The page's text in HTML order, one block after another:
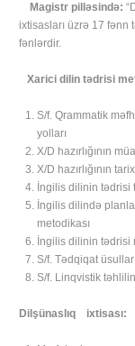
Magistr pilləsində:
ixtisasları üzrə 17
fənlərdir.
Xarici dilin tədrisi
S/f. Qrammatik
yolları
X/D hazırlığının
X/D hazırlığının
İngilis dilinin tədrisi
İngilis dilində
metodikası
İngilis dilinin tədrisi
S/f. Tədqiqat üsulları
S/f. Linqvistik
Dilşünaslıq ixtisası: